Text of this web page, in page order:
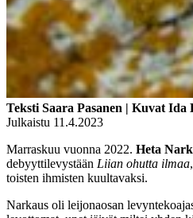
Teksti Saara Pasanen | Kuvat Ida
Julkaistu 11.4.2023
Marraskuu vuonna 2022. Heta
debyyttilevystään Liian ohutta ilmaa
toisten ihmisten kuultavaksi.
Narkaus oli leijonaosan